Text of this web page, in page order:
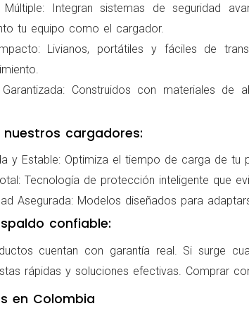
Integran sistemas de seguridad
tu equipo como el cargador.
Livianos, portátiles y fáciles de
Garantizada: Construidos con materiales
nuestros cargadores:
y Estable: Optimiza el tiempo de carga de tu
Tecnología de protección inteligente que
Asegurada: Modelos diseñados para
confiable:
cuentan con garantía real. Si surge
rápidas y soluciones efectivas. Comprar
en Colombia